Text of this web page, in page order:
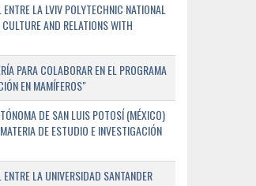
LA LVIV POLYTECHNIC NATIONAL
AND RELATIONS WITH
PARA COLABORAR EN EL PROGRAMA
EN MAMÍFEROS"
DE SAN LUIS POTOSÍ (MÉXICO)
DE ESTUDIO E INVESTIGACIÓN
LA UNIVERSIDAD SANTANDER